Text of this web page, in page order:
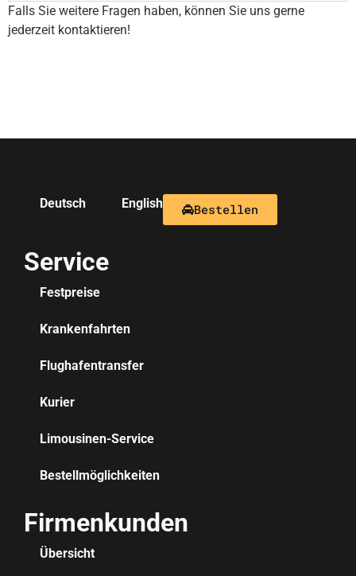
Falls Sie weitere Fragen haben, können Sie uns gerne
jederzeit kontaktieren!
Deutsch English Bestellen
Service
Festpreise
Krankenfahrten
Flughafentransfer
Kurier
Limousinen-Service
Bestellmöglichkeiten
Firmenkunden
Übersicht